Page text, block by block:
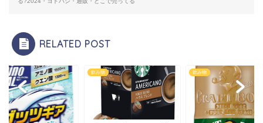
RELATED POST
飲み物 飲み物